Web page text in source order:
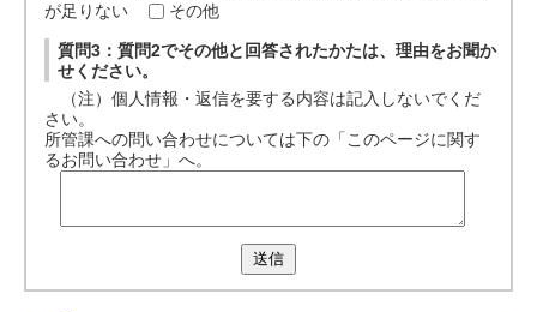
が足りない
その他
質問3：質問2でその他と回答されたかたは、理由をお聞か
せください。
（注）個人情報・返信を要する内容は記入しないでくだ
さい。
所管課への問い合わせについては下の「このページに関す
るお問い合わせ」へ。
送信